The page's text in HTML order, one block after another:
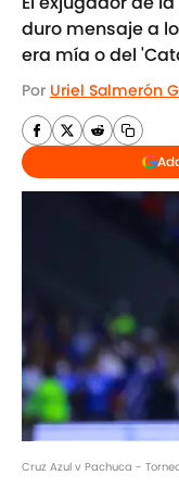
duro mensaje a
era mía o del
Por Uriel Salmerón
Cruz Azul v Pachuca -